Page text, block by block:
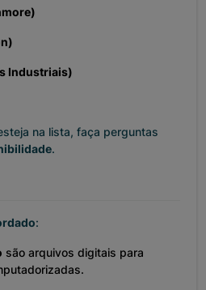
Industriais)
na lista, faça perguntas
.
:
são arquivos digitais para